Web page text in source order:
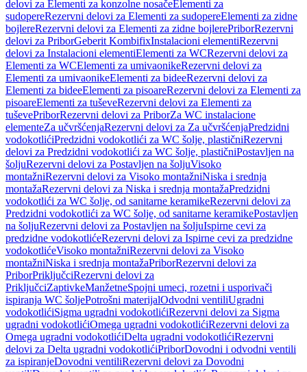
delovi za Elementi za konzolne nosačeElementi za
sudopereRezervni delovi za Elementi za sudopereElementi za zidne
bojlereRezervni delovi za Elementi za zidne bojlerePriborRezervni
delovi za PriborGeberit KombifixInstalacioni elementiRezervni
delovi za Instalacioni elementiElementi za WCRezervni delovi za
Elementi za WCElementi za umivaonikeRezervni delovi za
Elementi za umivaonikeElementi za bideeRezervni delovi za
Elementi za bideeElementi za pisoareRezervni delovi za Elementi za
pisoareElementi za tuševeRezervni delovi za Elementi za
tuševePriborRezervni delovi za PriborZa WC instalacione
elementeZa učvršćenjaRezervni delovi za Za učvršćenjaPredzidni
vodokotlićiPredzidni vodokotlići za WC šolje, plastičniRezervni
delovi za Predzidni vodokotlići za WC šolje, plastičniPostavljen na
šoljuRezervni delovi za Postavljen na šoljuVisoko
montažniRezervni delovi za Visoko montažniNiska i srednja
montažaRezervni delovi za Niska i srednja montažaPredzidni
vodokotlići za WC šolje, od sanitarne keramikeRezervni delovi za
Predzidni vodokotlići za WC šolje, od sanitarne keramikePostavljen
na šoljuRezervni delovi za Postavljen na šoljuIspirne cevi za
predzidne vodokotlićeRezervni delovi za Ispirne cevi za predzidne
vodokotlićeVisoko montažniRezervni delovi za Visoko
montažniNiska i srednja montažaPriborRezervni delovi za
PriborPriključciRezervni delovi za
PriključciZaptivkeManžetneSpojni umeci, rozetni i usporivači
ispiranja WC šoljePotrošni materijalOdvodni ventiliUgradni
vodokotlićiSigma ugradni vodokotlićiRezervni delovi za Sigma
ugradni vodokotlićiOmega ugradni vodokotlićiRezervni delovi za
Omega ugradni vodokotlićiDelta ugradni vodokotlićiRezervni
delovi za Delta ugradni vodokotlićiPriborDovodni i odvodni ventili
za ispiranjeDovodni ventiliRezervni delovi za Dovodni